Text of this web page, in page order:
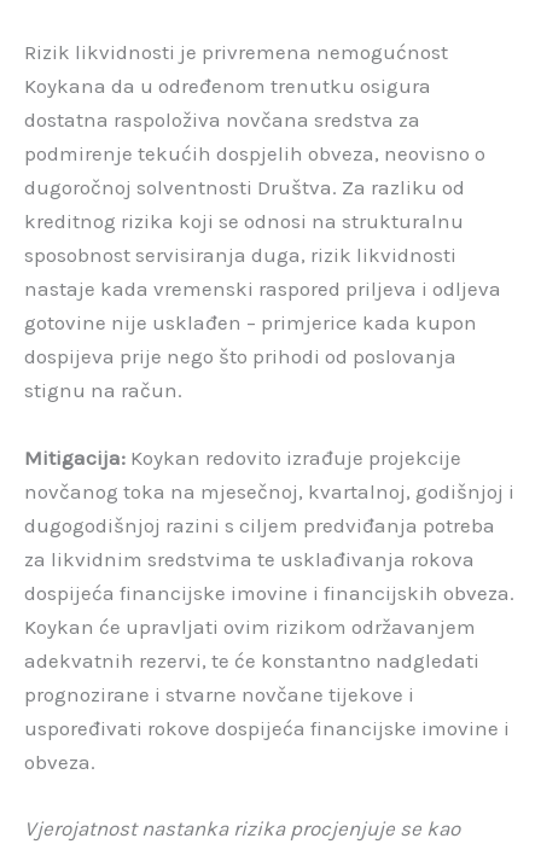
Rizik likvidnosti je privremena nemogućnost
Koykana da u određenom trenutku osigura
dostatna raspoloživa novčana sredstva za
podmirenje tekućih dospjelih obveza, neovisno o
dugoročnoj solventnosti Društva. Za razliku od
kreditnog rizika koji se odnosi na strukturalnu
sposobnost servisiranja duga, rizik likvidnosti
nastaje kada vremenski raspored priljeva i odljeva
gotovine nije usklađen – primjerice kada kupon
dospijeva prije nego što prihodi od poslovanja
stignu na račun.
Mitigacija: Koykan redovito izrađuje projekcije
novčanog toka na mjesečnoj, kvartalnoj, godišnjoj i
dugogodišnjoj razini s ciljem predviđanja potreba
za likvidnim sredstvima te usklađivanja rokova
dospijeća financijske imovine i financijskih obveza.
Koykan će upravljati ovim rizikom održavanjem
adekvatnih rezervi, te će konstantno nadgledati
prognozirane i stvarne novčane tijekove i
uspoređivati rokove dospijeća financijske imovine i
obveza.
Vjerojatnost nastanka rizika procjenjuje se kao